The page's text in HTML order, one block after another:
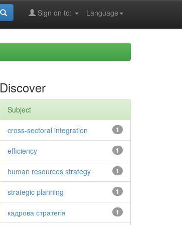
Language
Sign on to:
Discover
Subject
1
cross-sectoral integration
1
efficiency
1
human resources strategy
1
strategic planning
1
кадрова стратегія